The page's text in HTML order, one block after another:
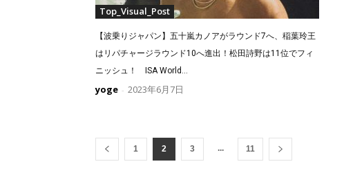
Top_Visual_Post
【波乗りジャパン】五十嵐カノアがラウンド7へ、稲葉玲王
はリパチャージラウンド10へ進出！松田詩野は11位でフィ
ニッシュ！ ISA World...
yoge - 2023年6月7日
1 2 3 ... 11